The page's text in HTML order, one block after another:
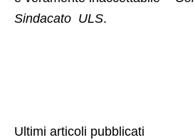
Sindacato ULS.
Ultimi articoli pubblicati